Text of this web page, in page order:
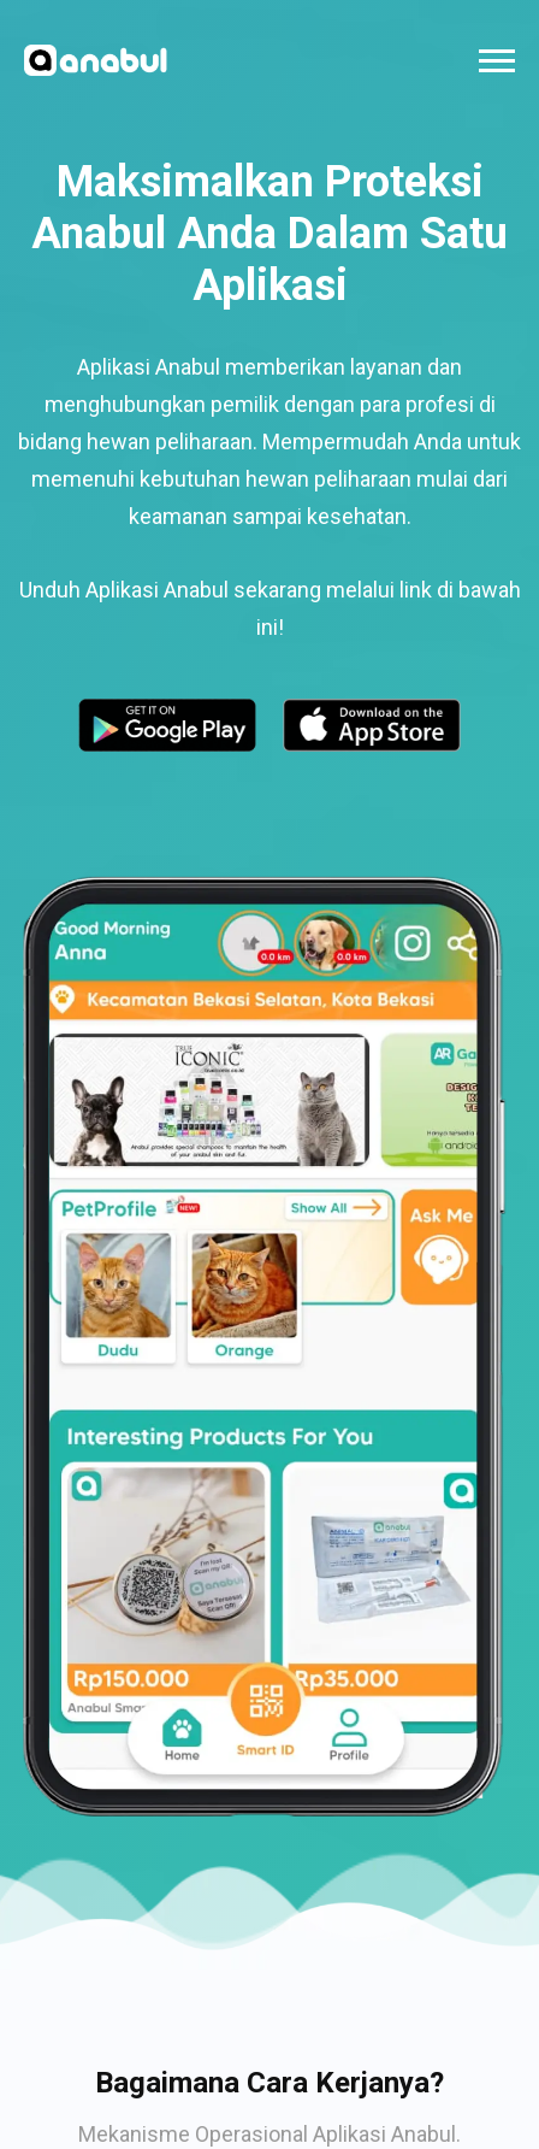
Maksimalkan Proteksi
Anabul Anda Dalam Satu
Aplikasi
Aplikasi Anabul memberikan layanan dan
menghubungkan pemilik dengan para profesi di
bidang hewan peliharaan. Mempermudah Anda untuk
memenuhi kebutuhan hewan peliharaan mulai dari
keamanan sampai kesehatan.
Unduh Aplikasi Anabul sekarang melalui link di bawah
ini!
Bagaimana Cara Kerjanya?
Mekanisme Operasional Aplikasi Anabul.